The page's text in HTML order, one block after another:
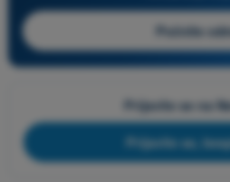
Počnite
Prijavite se na
Prijavite se,